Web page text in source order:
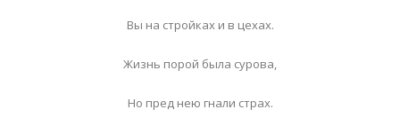
Вы на стройках и в цехах.
Жизнь порой была сурова,
Но пред нею гнали страх.